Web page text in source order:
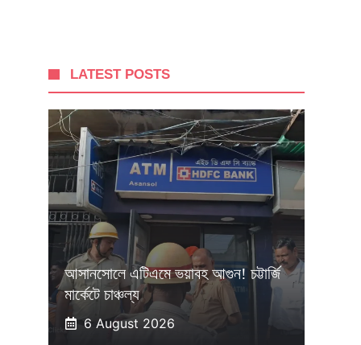
LATEST POSTS
আসানসোলে এটিএমে ভয়াবহ আগুন! চট্টার্জি
মার্কেটে চাঞ্চল্য
6 August 2026